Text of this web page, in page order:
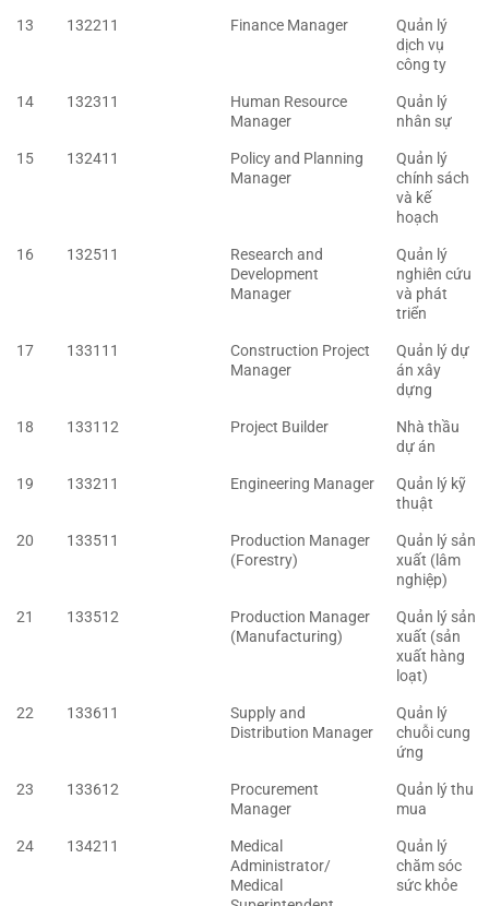
13
132211 Finance Manager
Quản lý
dịch vụ
công ty
14
132311
Human Resource
Manager
Quản lý
nhân sự
15
132411
Policy and Planning
Manager
Quản lý
chính sách
và kế
hoạch
16
132511
Research and
Development
Manager
Quản lý
nghiên cứu
và phát
triển
17
133111
Construction Project
Manager
Quản lý dự
án xây
dựng
18
133112 Project Builder
Nhà thầu
dự án
19
133211 Engineering Manager
Quản lý kỹ
thuật
20
133511
Production Manager
(Forestry)
Quản lý sản
xuất (lâm
nghiệp)
21
133512
Production Manager
(Manufacturing)
Quản lý sản
xuất (sản
xuất hàng
loạt)
22
133611
Supply and
Distribution Manager
Quản lý
chuỗi cung
ứng
23
133612
Procurement
Manager
Quản lý thu
mua
24
134211
Medical
Administrator/
Medical
Quản lý
chăm sóc
sức khỏe